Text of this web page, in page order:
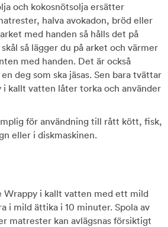
och kokosnötsolja ersätter
halva avokadon, bröd eller
med handen så hålls det på
så lägger du på arket och värmer
med handen. Det är också
deg som ska jäsas. Sen bara tvättar
i kallt vatten låter torka och använder
för användning till rått kött, fisk,
eller i diskmaskinen.
Wrappy i kallt vatten med ett mild
i mild ättika i 10 minuter. Spola av
matrester kan avlägsnas försiktigt